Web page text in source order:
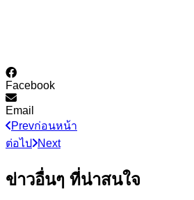
Facebook
Email
Prevก่อนหน้า
ต่อไป
Next
ข่าวอื่นๆ ที่น่าสนใจ